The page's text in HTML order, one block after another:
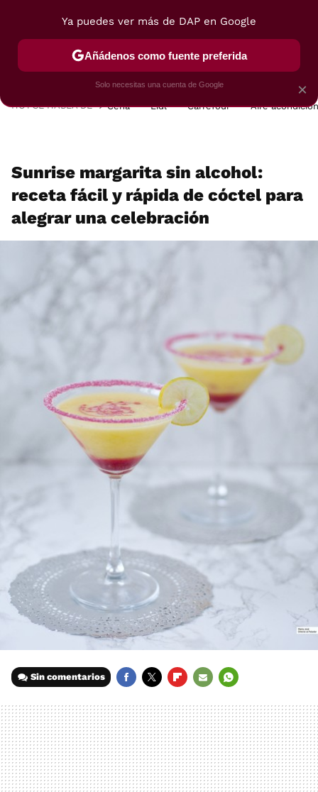
POSTRES VIAJES SELECCIÓN VEGUI
HOY SE HABLA DE Cena Lidl Carrefour Aire
Sunrise margarita sin alcohol:
receta fácil y rápida de cóctel para
alegrar una celebración
Sin comentarios
MAIL
×
Ya puedes ver más de DAP en Google
Añádenos como fuente preferida
Solo necesitas una cuenta de Google